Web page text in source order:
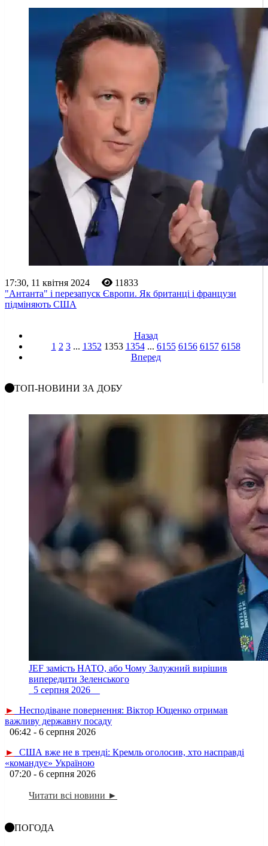
17:30, 11 квітня 2024
11833
"Антанта" і перезапуск Європи. Як британці і французи
підміняють США
Назад
1 2 3 ... 1352 1353 1354 ... 6155 6156 6157 6158
Вперед
ТОП-НОВИНИ ЗА ДОБУ
JEF замість НАТО, або Чому Залужний вирішив
випередити Зеленського
5 серпня 2026
►
Несподіване повернення: Віктор Ющенко отримав
важливу державну посаду
06:42 - 6 серпня 2026
►
США вже не в тренді: Кремль оголосив, хто насправді
«командує» Україною
07:20 - 6 серпня 2026
Читати всі новини ►
ПОГОДА